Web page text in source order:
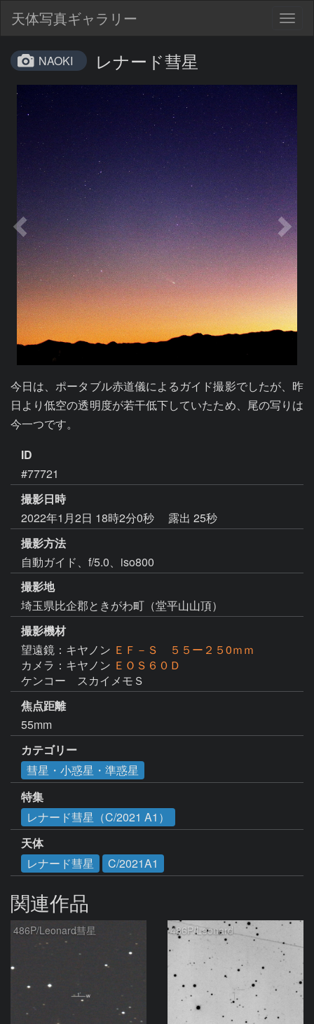
天体写真ギャラリー
NAOKI レナード彗星
今日は、ポータブル赤道儀によるガイド撮影でしたが、昨
日より低空の透明度が若干低下していたため、尾の写りは
今一つです。
ID
#77721
撮影日時
2022年1月2日 18時2分0秒
露出 25秒
撮影方法
自動ガイド、f/5.0、iso800
撮影地
埼玉県比企郡ときがわ町（堂平山山頂）
撮影機材
望遠鏡：キヤノン ＥＦ－Ｓ ５５ー２５0ｍｍ
カメラ：キヤノン ＥＯＳ６０Ｄ
ケンコー　スカイメモＳ
焦点距離
55mm
カテゴリー
彗星・小惑星・準惑星
特集
レナード彗星（C/2021 A1）
天体
レナード彗星
C/2021A1
関連作品
486P/Leonard彗星 486P/Leonard